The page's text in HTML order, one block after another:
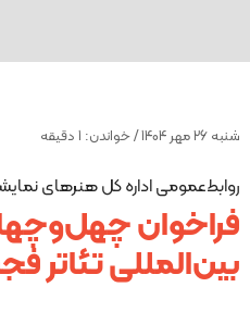
شنبه 26 مهر 1404 / خواندن: 1 دقیقه
روابط‌عمومی اداره کل هنرهای
فراخوان
بین‌المللی تئاتر